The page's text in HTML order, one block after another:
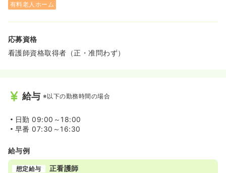
有料老人ホーム
応募資格
看護師資格取得者（正・准問わず）
給与 ※以下の勤務時間の場合
日勤 09:00～18:00
早番 07:30～16:30
給与例
想定給与 正看護師